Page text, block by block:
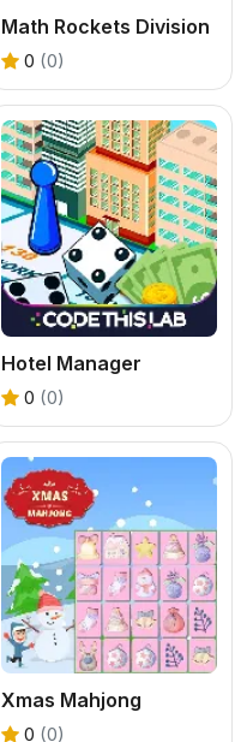
Math Rockets Division
0 (0)
Hotel Manager
0 (0)
Xmas Mahjong
0 (0)